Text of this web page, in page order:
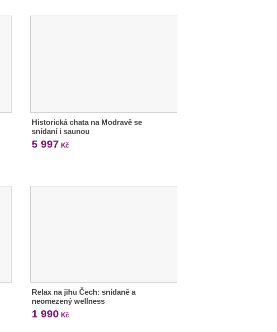
Historická chata na Modravě se
snídaní i saunou
5 997 Kč
Relax na jihu Čech: snídaně a
neomezený wellness
1 990 Kč